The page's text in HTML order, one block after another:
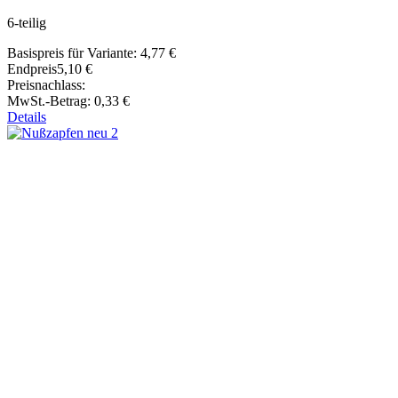
6-teilig
Basispreis für Variante: 4,77 €
Endpreis5,10 €
Preisnachlass:
MwSt.-Betrag: 0,33 €
Details